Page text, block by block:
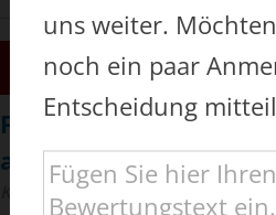
SEP 2026
Fachvortrag:
am Lebensende
Kompetenzzentrum Demenz
uns weiter.
noch ein paar
Entscheidung